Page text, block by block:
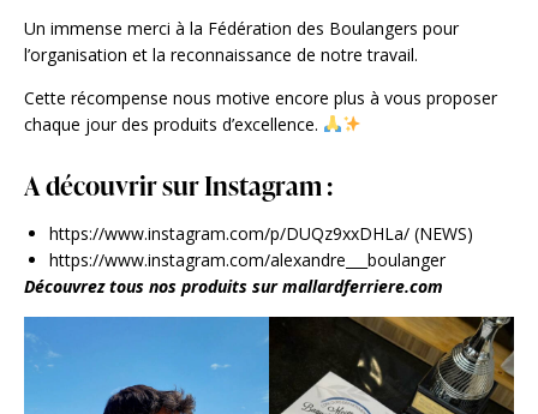
Un immense merci à la Fédération des Boulangers pour
l’organisation et la reconnaissance de notre travail.
Cette récompense nous motive encore plus à vous proposer
chaque jour des produits d’excellence.
A découvrir sur Instagram :
https://www.instagram.com/p/DUQz9xxDHLa/ (NEWS)
https://www.instagram.com/alexandre___boulanger
Découvrez tous nos produits sur mallardferriere.com